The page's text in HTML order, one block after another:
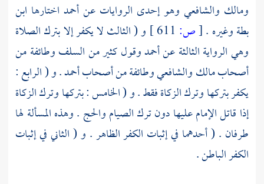
ومالك والشافعي وهو إحدى الروايات عنأحمد اختارها ابن
بطةوغيره .[ص:
و ( الثالث لا يكفر إلا بترك الصلاة
وهي الرواية الثالثة عنأحمدوقول كثير منالسلفوطائفة من
أصحابمالكوالشافعيوطائفة من أصحابأحمد. و ( الرابع :
يكفر بتركها وترك الزكاة فقط . و ( الخامس : بتركها وترك الزكاة
إذا قاتل الإمام عليها دون ترك الصيام والحج . وهذه المسألة لها
طرفان . ( أحدهما في إثبات الكفر الظاهر . و ( الثاني في إثبات
الكفر الباطن .